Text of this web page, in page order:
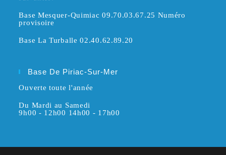
Base Mesquer-Quimiac 09.70.03.67.25 Numéro
provisoire
Base La Turballe 02.40.62.89.20
Base De Piriac-Sur-Mer
Ouverte toute l'année
Du Mardi au Samedi
9h00 - 12h00 14h00 - 17h00